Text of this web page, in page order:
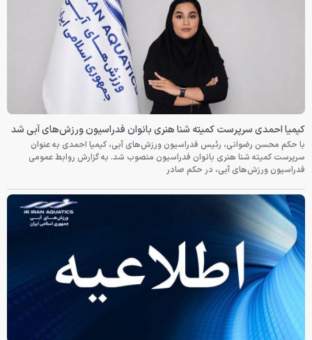
کیمیا احمدی سرپرست کمیته شنا هنری بانوان فدراسیون ورزش‌های آبی شد
با حکم محسن رضوانی، رئیس فدراسیون ورزش‌های آبی، کیمیا احمدی به عنوان
سرپرست کمیته شنا هنری بانوان فدراسیون منصوب شد. به گزارش روابط عمومی
فدراسیون ورزش‌های آبی، در حکم صادر